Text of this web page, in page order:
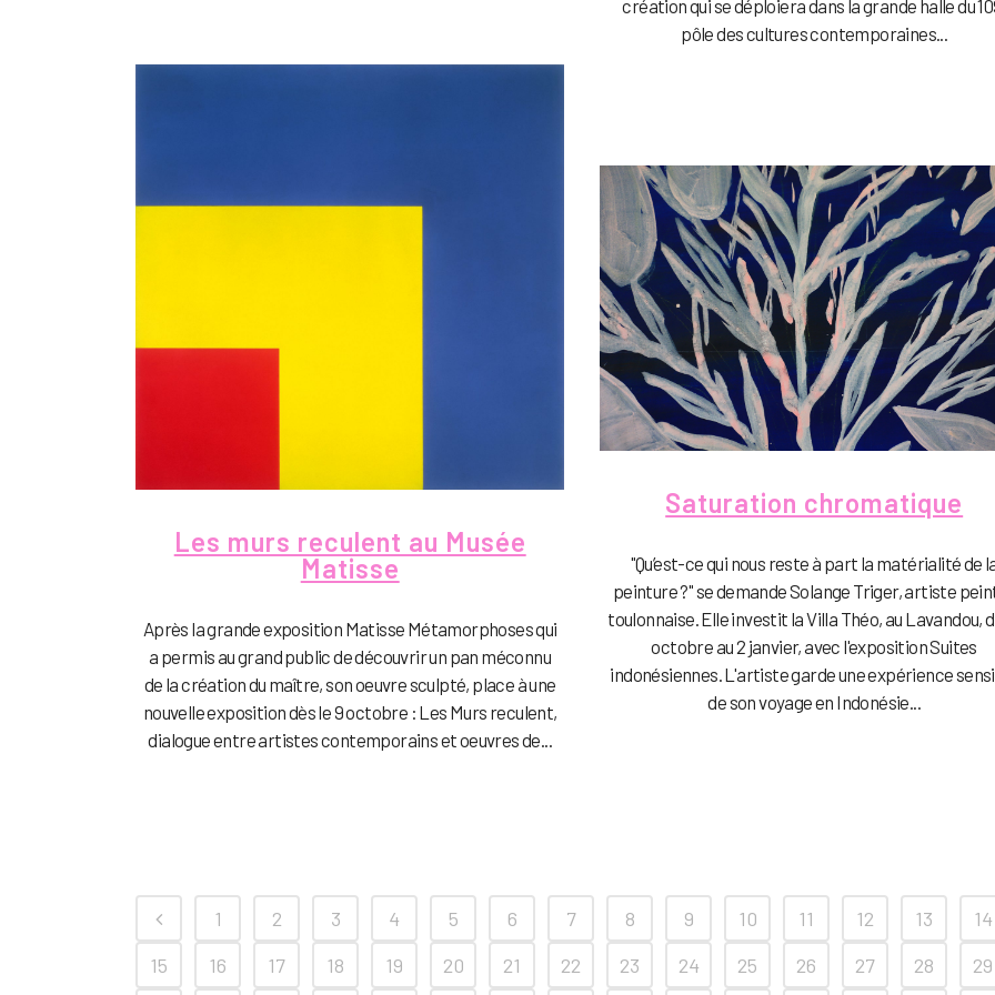
création qui se déploiera dans la grande halle du
pôle des cultures contemporaines...
Les murs reculent au Musée
Matisse
Après la grande exposition Matisse Métamorphoses qui
a permis au grand public de découvrir un pan méconnu
de la création du maître, son oeuvre sculpté, place à une
nouvelle exposition dès le 9 octobre : Les Murs reculent,
dialogue entre artistes contemporains et oeuvres de...
Saturation chromatique
"Qu’est-ce qui nous reste à part la matérialité de
peinture ?" se demande Solange Triger, artiste
toulonnaise. Elle investit la Villa Théo, au Lavandou,
octobre au 2 janvier, avec l'exposition Suites
indonésiennes. L'artiste garde une expérience
de son voyage en Indonésie...
1 2 3 4 5 6 7 8 9 10 11 12 13
14
15
16 17 18 19 20 21 22 23 24 25 26 27 28 29